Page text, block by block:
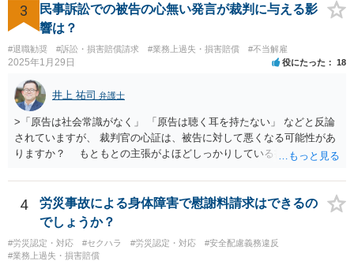
が，仮に請求された場合はそれが「損害」に該当するのか検討するこ
とになります。 ＞また、事務所をやめる際、「退所後しばらく芸能活
動禁止」「活動するなら名前を変える」ことを事務所側から要求され
たという事例を聞いたことがあります。所属する際にいただいた契約
書にはそのようなことは書いていないのですが、仮にこれらを要求さ
れた場合には断ることは可能なのでしょうか？ 【回答】 契約書に記載
がないのであれば，断ることができる可能性があります。 もし上記の
ような要求をされた場合は，その根拠を明示してもらってください。
3
民事訴訟での被告の心無い発言が裁判に与える影
響は？
#退職勧奨 #訴訟・損害賠償請求 #業務上過失・損害賠償 #不当解雇
2025年1月29日 役にたった 18
井上 祐司 弁護士
>「原告は社会常識がなく」 「原告は聴く耳を持たない」 などと反論
されていますが、 裁判官の心証は、被告に対して悪くなる可能性があ
りますか？ もともとの主張がよほどしっかりしている書面でなけれ
勝ち負けは、法律構成に必要な事実の主張と証拠の的確さに尽きま
す。その意味では「無益的記載事項」です。 法律的に全く意味がな
い主張で、過度に攻撃的な文章ですから、少なくとも記載する必要は
全くない事項です。 こういったことが記載された場合には、完全ス
ルーする方が印象はよいのが普通です。
4
労災事故による身体障害で慰謝料請求はできるの
でしょうか？
#労災認定・対応 #セクハラ #労災認定・対応
#安全配慮義務違反
#業務上過失・損害賠償